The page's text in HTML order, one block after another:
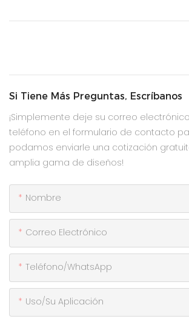
Si Tiene Más Preguntas, Escríbanos
¡Simplemente deje su correo
teléfono en el formulario de contacto
podamos enviarle una cotización
amplia gama de diseños!
Nombre
Correo Electrónico
Teléfono/WhatsApp
Uso/Su Aplicación